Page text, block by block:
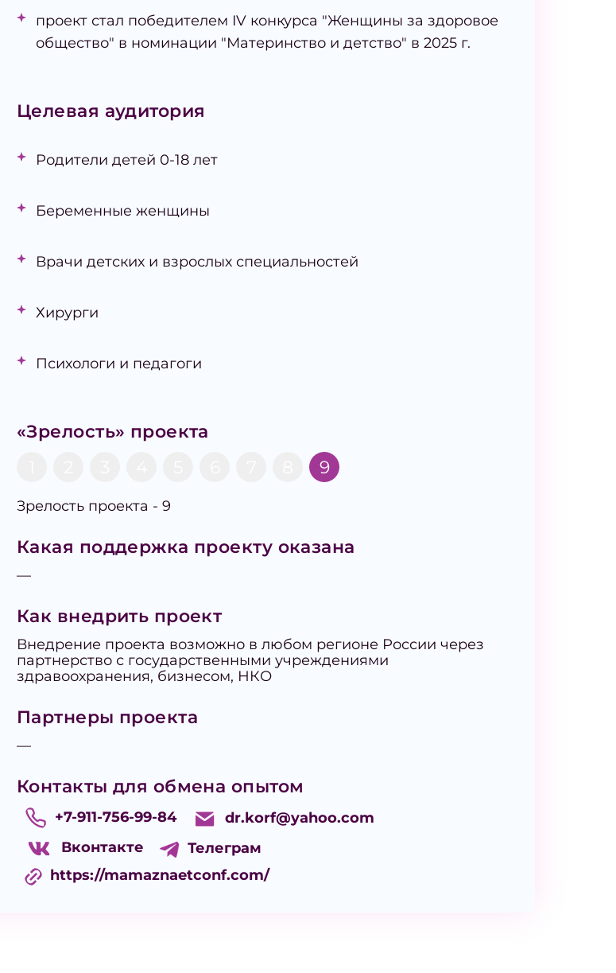
проект стал победителем IV конкурса "Женщины за здоровое
общество" в номинации "Материнство и детство" в 2025 г.
Целевая аудитория
Родители детей 0-18 лет
Беременные женщины
Врачи детских и взрослых специальностей
Хирурги
Психологи и педагоги
«Зрелость» проекта
9
Зрелость проекта - 9
Какая поддержка проекту оказана
—
Как внедрить проект
Внедрение проекта возможно в любом регионе России через
партнерство с государственными учреждениями
здравоохранения, бизнесом, НКО
Партнеры проекта
—
Контакты для обмена опытом
+7-911-756-99-84
dr.korf@yahoo.com
Вконтакте
Телеграм
https://mamaznaetconf.com/